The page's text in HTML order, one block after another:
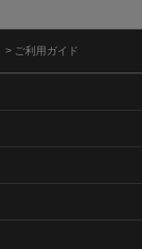
> ご利用ガイド